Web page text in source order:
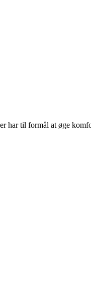
til formål at øge